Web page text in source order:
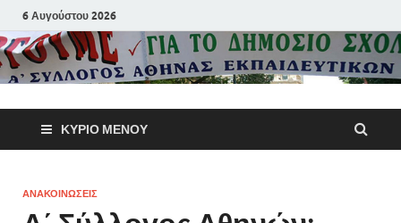
6 Αυγούστου 2026
Α΄
Αθηνών
ΚΎΡΙΟ ΜΕΝΟΎ
ΑΝΑΚΟΙΝΩΣΕΙΣ